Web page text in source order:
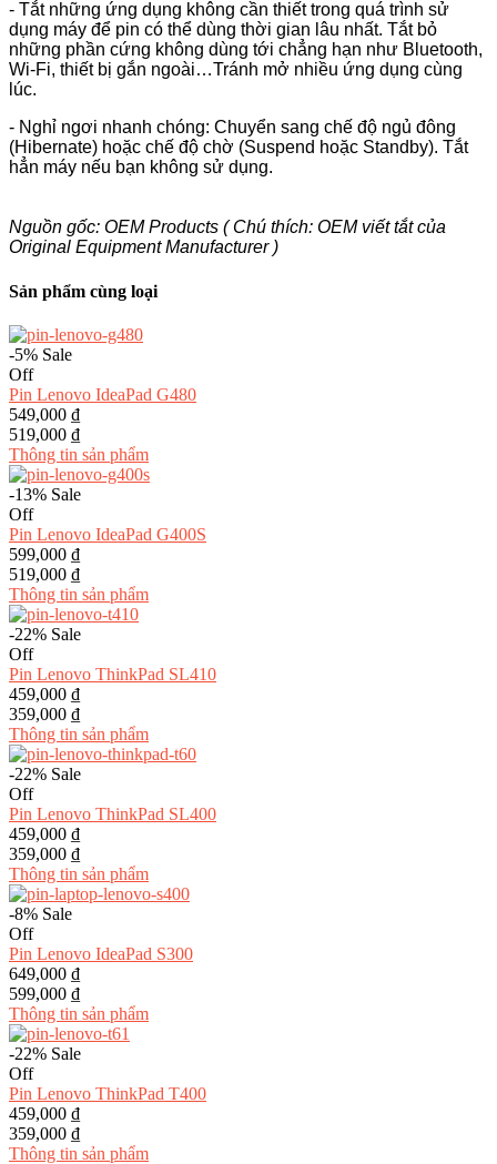
- Tắt những ứng dụng không cần thiết trong quá trình sử
dụng máy để pin có thể dùng thời gian lâu nhất. Tắt bỏ
những phần cứng không dùng tới chẳng hạn như Bluetooth,
Wi-Fi, thiết bị gắn ngoài…Tránh mở nhiều ứng dụng cùng
lúc.
- Nghỉ ngơi nhanh chóng: Chuyển sang chế độ ngủ đông
(Hibernate) hoặc chế độ chờ (Suspend hoặc Standby). Tắt
hẳn máy nếu bạn không sử dụng.
Nguồn gốc: OEM Products ( Chú thích: OEM viết tắt của
Original Equipment Manufacturer )
Sản phẩm cùng loại
-5% Sale
Off
Pin Lenovo IdeaPad G480
549,000 ₫
519,000 ₫
Thông tin sản phẩm
-13% Sale
Off
Pin Lenovo IdeaPad G400S
599,000 ₫
519,000 ₫
Thông tin sản phẩm
-22% Sale
Off
Pin Lenovo ThinkPad SL410
459,000 ₫
359,000 ₫
Thông tin sản phẩm
-22% Sale
Off
Pin Lenovo ThinkPad SL400
459,000 ₫
359,000 ₫
Thông tin sản phẩm
-8% Sale
Off
Pin Lenovo IdeaPad S300
649,000 ₫
599,000 ₫
Thông tin sản phẩm
-22% Sale
Off
Pin Lenovo ThinkPad T400
459,000 ₫
359,000 ₫
Thông tin sản phẩm